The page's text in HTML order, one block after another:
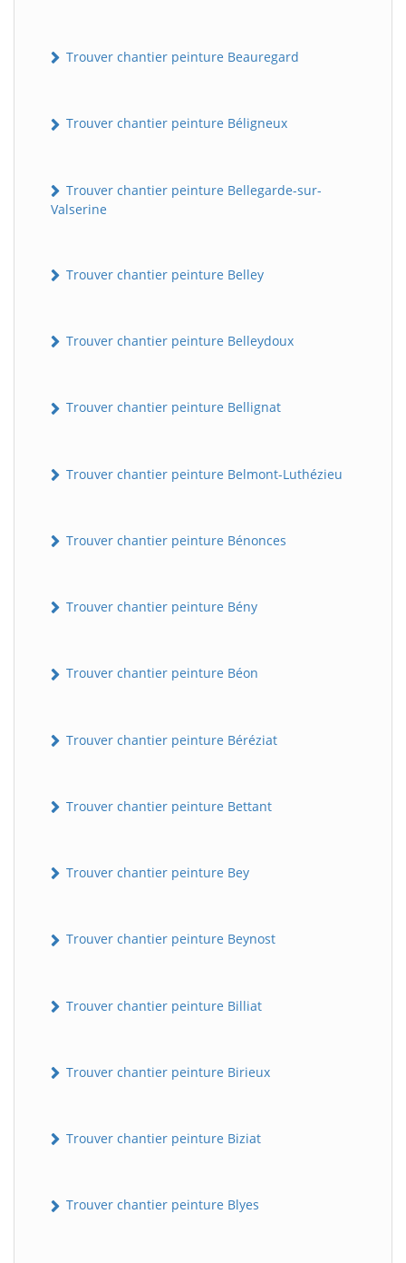
Trouver chantier peinture Beauregard
Trouver chantier peinture Béligneux
Trouver chantier peinture Bellegarde-sur-
Valserine
Trouver chantier peinture Belley
Trouver chantier peinture Belleydoux
Trouver chantier peinture Bellignat
Trouver chantier peinture Belmont-Luthézieu
Trouver chantier peinture Bénonces
Trouver chantier peinture Bény
Trouver chantier peinture Béon
Trouver chantier peinture Béréziat
Trouver chantier peinture Bettant
Trouver chantier peinture Bey
Trouver chantier peinture Beynost
Trouver chantier peinture Billiat
Trouver chantier peinture Birieux
Trouver chantier peinture Biziat
Trouver chantier peinture Blyes